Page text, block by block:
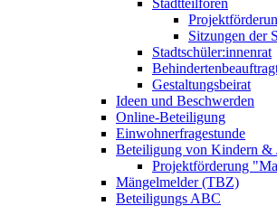
Stadtteilforen
Sitzungen der
Stadtschüler:innenrat
Gestaltungsbeirat
Ideen und Beschwerden
Online-Beteiligung
Einwohnerfragestunde
Beteiligung von Kindern &
Projektförderung
Mängelmelder (TBZ)
Beteiligungs ABC